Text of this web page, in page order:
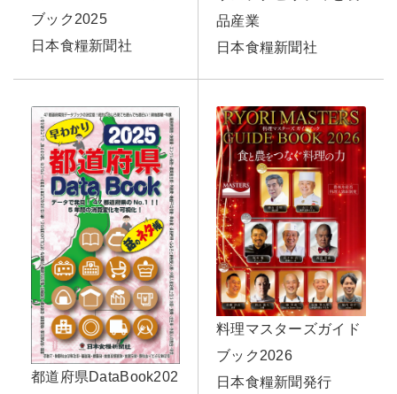
ブック2025
日本食糧新聞社
品産業
日本食糧新聞社
都道府県DataBook202
料理マスターズガイド
ブック2026
日本食糧新聞発行